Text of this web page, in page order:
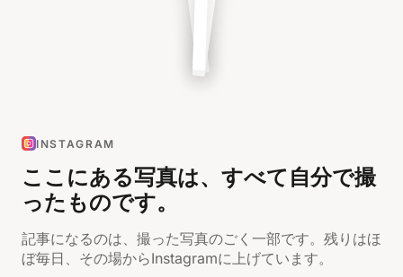
INSTAGRAM
ここにある写真は、すべて自分で撮
ったものです。
記事になるのは、撮った写真のごく一部です。残りはほ
ぼ毎日、その場からInstagramに上げています。